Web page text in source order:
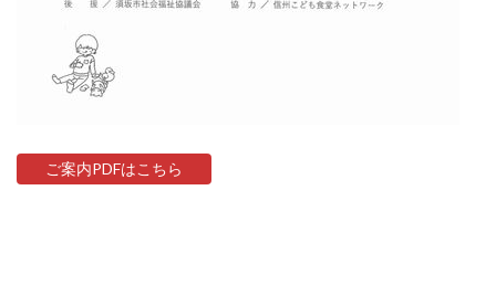
ご案内PDFはこちら